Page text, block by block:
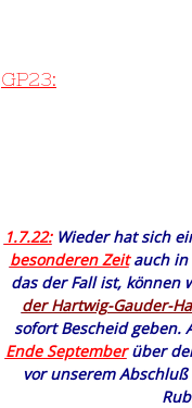
GP23:
1.7.22:Wieder hat sich
besonderen Zeitauch in
das der Fall ist, können
der Hartwig-Gauder-
sofort Bescheid geben.
Ende Septemberüber
vor unserem